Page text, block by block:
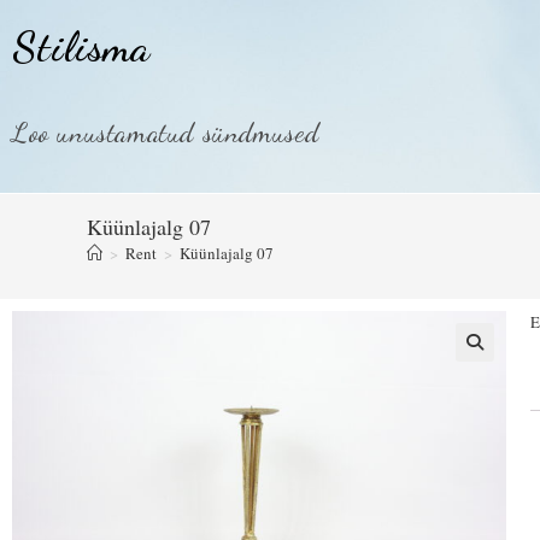
Stilisma
Loo unustamatud sündmused
Küünlajalg 07
> Rent > Küünlajalg 07